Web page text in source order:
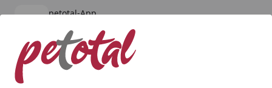
petotal-App
kostenlos - Im App Store
Alle Produkte
Mein Konto